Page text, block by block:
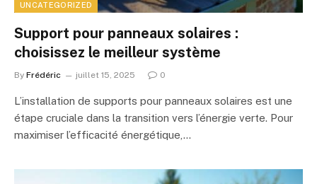
UNCATEGORIZED
Support pour panneaux solaires :
choisissez le meilleur système
By Frédéric juillet 15, 2025 0
L’installation de supports pour panneaux solaires est une
étape cruciale dans la transition vers l’énergie verte. Pour
maximiser l’efficacité énergétique,…